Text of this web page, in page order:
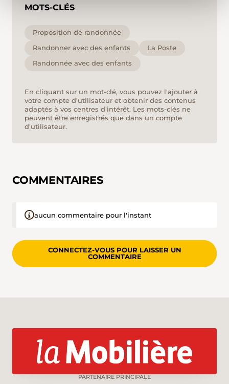
MOTS-CLÉS
Proposition de randonnée
Randonner avec des enfants
La Poste
Randonnée avec des enfants
En cliquant sur un mot-clé, vous pouvez l'ajouter à
votre compte d'utilisateur et obtenir des contenus
adaptés à vos centres d'intérêt. Les mots-clés ne
peuvent être enregistrés que dans un compte
d'utilisateur.
COMMENTAIRES
aucun commentaire pour l'instant
CONNECTEZ-VOUS POUR LAISSER UN
COMMENTAIRE
PARTENAIRE PRINCIPALE